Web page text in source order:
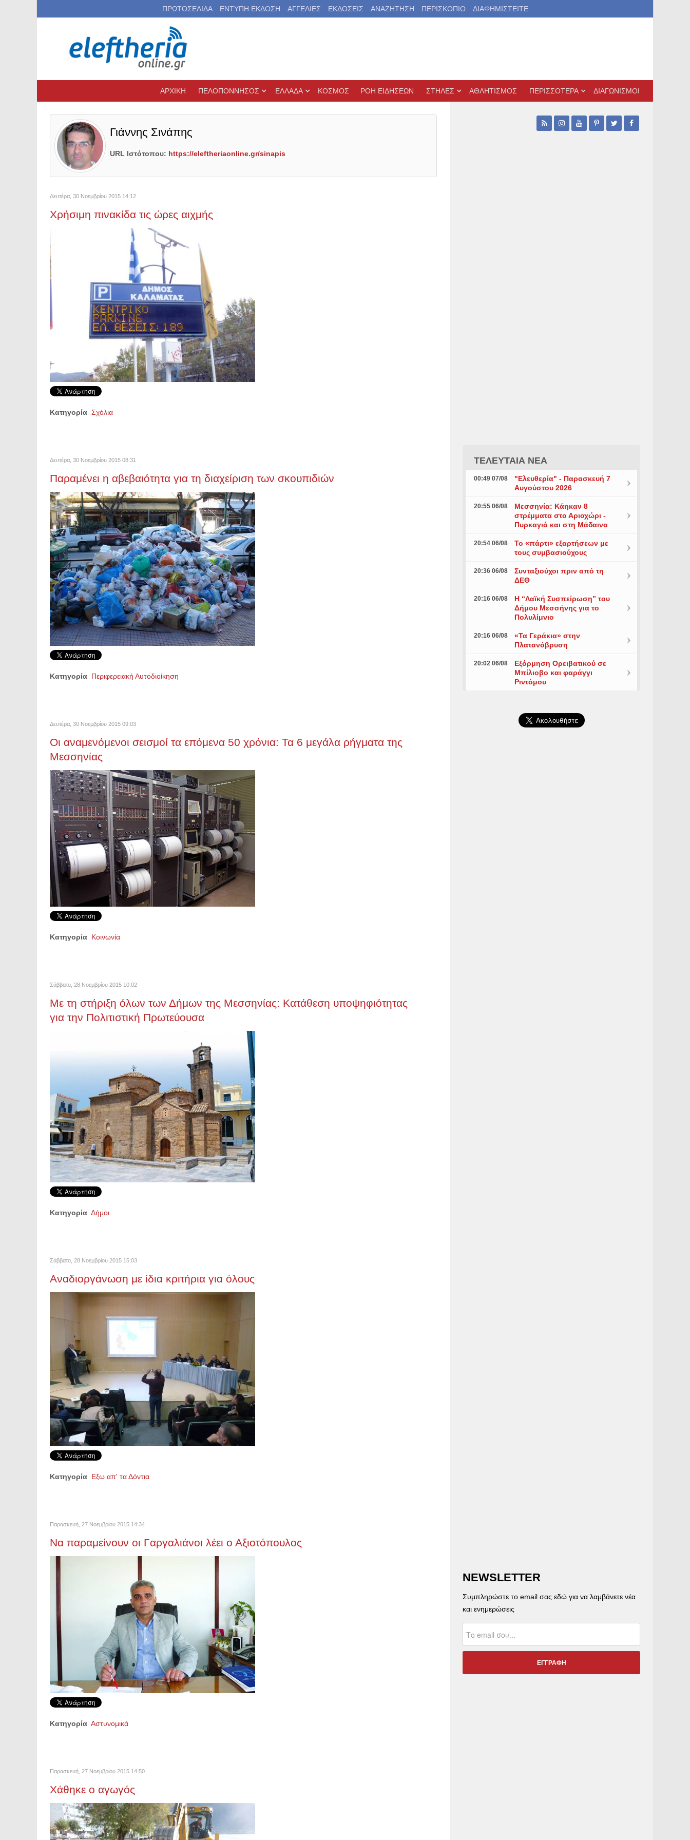
ΠΡΩΤΟΣΕΛΙΔΑ ΕΝΤΥΠΗ ΕΚΔΟΣΗ ΑΓΓΕΛΙΕΣ ΕΚΔΟΣΕΙΣ ΑΝΑΖΗΤΗΣΗ ΠΕΡΙΣΚΟΠΙΟ ΔΙΑΦΗΜΙΣΤΕΙΤΕ
ΑΡΧΙΚΗ ΠΕΛΟΠΟΝΝΗΣΟΣ ΕΛΛΑΔΑ ΚΟΣΜΟΣ ΡΟΗ ΕΙΔΗΣΕΩΝ ΣΤΗΛΕΣ ΑΘΛΗΤΙΣΜΟΣ ΠΕΡΙΣΣΟΤΕΡΑ ΔΙΑΓΩΝΙΣΜΟΙ
Γιάννης Σινάπης
URL Ιστότοπου: https://eleftheriaonline.gr/sinapis
Δευτέρα, 30 Νοεμβρίου 2015 14:12
Χρήσιμη πινακίδα τις ώρες αιχμής
Κατηγορία Σχόλια
Δευτέρα, 30 Νοεμβρίου 2015 08:31
Παραμένει η αβεβαιότητα για τη διαχείριση των σκουπιδιών
Κατηγορία Περιφερειακή Αυτοδιοίκηση
Δευτέρα, 30 Νοεμβρίου 2015 09:03
Οι αναμενόμενοι σεισμοί τα επόμενα 50 χρόνια: Τα 6 μεγάλα ρήγματα της
Μεσσηνίας
Κατηγορία Κοινωνία
Σάββατο, 28 Νοεμβρίου 2015 10:02
Με τη στήριξη όλων των Δήμων της Μεσσηνίας: Κατάθεση υποψηφιότητας
για την Πολιτιστική Πρωτεύουσα
Κατηγορία Δήμοι
Σάββατο, 28 Νοεμβρίου 2015 15:03
Αναδιοργάνωση με ίδια κριτήρια για όλους
Κατηγορία Εξω απ' τα Δόντια
Παρασκευή, 27 Νοεμβρίου 2015 14:34
Να παραμείνουν οι Γαργαλιάνοι λέει ο Αξιοτόπουλος
Κατηγορία Αστυνομικά
Παρασκευή, 27 Νοεμβρίου 2015 14:50
Χάθηκε ο αγωγός
ΤΕΛΕΥΤΑΙΑ ΝΕΑ
00:49 07/08
"Ελευθερία" - Παρασκευή 7
Αυγούστου 2026
20:55 06/08
Μεσσηνία: Κάηκαν 8
στρέμματα στο Αριοχώρι -
Πυρκαγιά και στη Μάδαινα
20:54 06/08
Το «πάρτι» εξαρτήσεων με
τους συμβασιούχους
20:36 06/08
Συνταξιούχοι πριν από τη
ΔΕΘ
20:16 06/08
Η “Λαϊκή Συσπείρωση” του
Δήμου Μεσσήνης για το
Πολυλίμνιο
20:16 06/08
«Τα Γεράκια» στην
Πλατανόβρυση
20:02 06/08
Εξόρμηση Ορειβατικού σε
Μπίλιοβο και φαράγγι
Ριντόμου
NEWSLETTER
Συμπληρώστε το email σας εδώ για να λαμβάνετε νέα
και ενημερώσεις